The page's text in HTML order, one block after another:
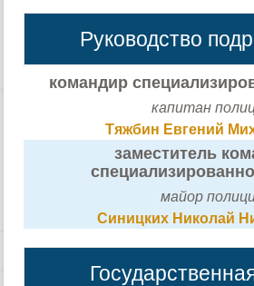
Руководство
командир
капитан
Тяжбин Евгений
заместитель
майор
Синицких Николай